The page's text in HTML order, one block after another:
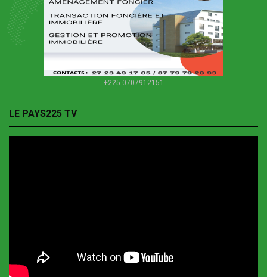
+225 0707912151
LE PAYS225 TV